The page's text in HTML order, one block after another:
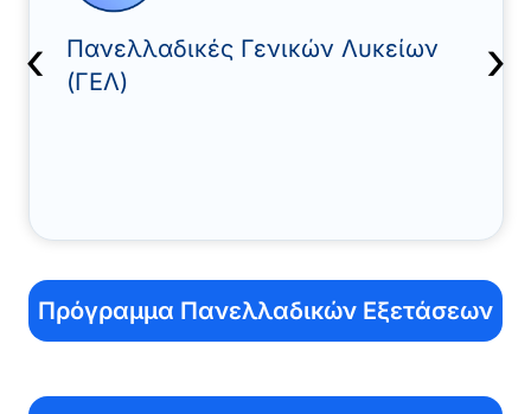
‹ ›
Πανελλαδικές Γενικών Λυκείων
(ΓΕΛ)
Πρόγραμμα Πανελλαδικών Εξετάσεων